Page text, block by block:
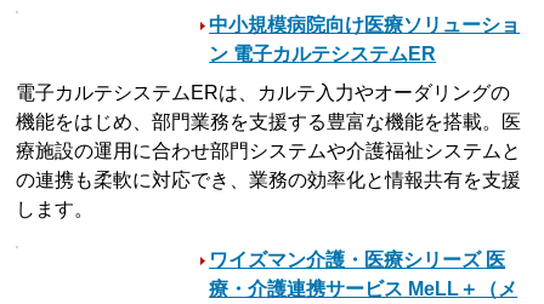
中小規模病院向け医療ソリューショ
ン 電子カルテシステムER
電子カルテシステムERは、カルテ入力やオーダリングの
機能をはじめ、部門業務を支援する豊富な機能を搭載。医
療施設の運用に合わせ部門システムや介護福祉システムと
の連携も柔軟に対応でき、業務の効率化と情報共有を支援
します。
ワイズマン介護・医療シリーズ 医
療・介護連携サービス MeLL＋（メ